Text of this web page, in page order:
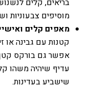
בריאים, קלים
מוסיפים צבעוניות
מאפים קלים
קטנות עם גבינה או
אפשר גם בורקס
עדיף שיהיה משהו
שישביע בעדינות.